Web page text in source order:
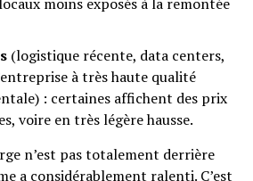
(logistique récente, data centers,
à très haute qualité
: certaines affichent des prix
voire en très légère hausse.
n’est pas totalement derrière
a considérablement ralenti. C’est